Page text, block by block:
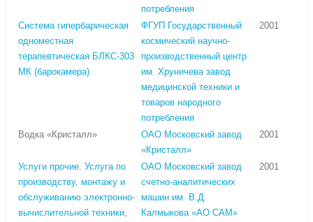
потребления
Система гипербарическая
одноместная
терапевтическая БЛКС-303
МК (барокамера)
ФГУП Государственный
космический научно-
производственный центр
им. Хруничева завод
медицинской техники и
товаров народного
потребления
2001
Водка «Кристалл»
ОАО Московский завод
«Кристалл»
2001
Услуги прочие. Услуга по
производству, монтажу и
обслуживанию электронно-
вычислительной техники,
ОАО Московский завод
счетно-аналитических
машин им. В.Д.
Калмыкова «АО САМ»
2001